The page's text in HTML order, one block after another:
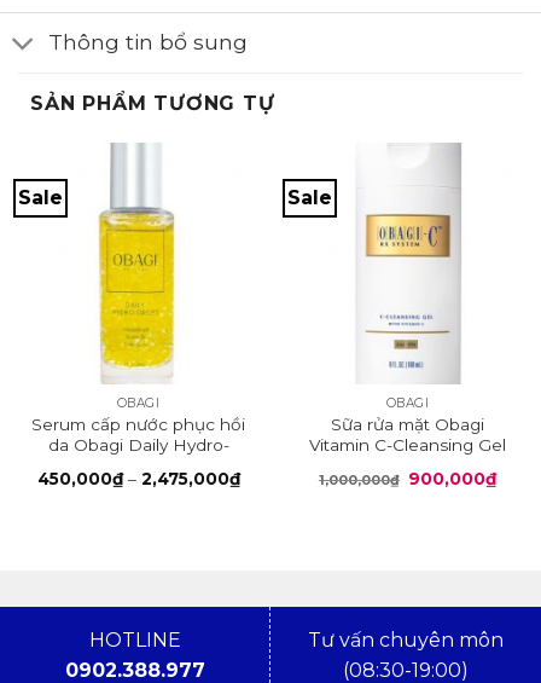
Thông tin bổ sung
SẢN PHẨM TƯƠNG TỰ
Sale
OBAGI
Serum cấp nước phục hồi
da Obagi Daily Hydro-
450,000₫ – 2,475,000₫Khoảng
giá:
Sale
OBAGI
Sữa rửa mặt Obagi
Vitamin C-Cleansing Gel
1,000,000₫ Giá
900,000₫Giá
hiện
HOTLINE
0902.388.977
Tư vấn chuyên môn
(08:30-19:00)